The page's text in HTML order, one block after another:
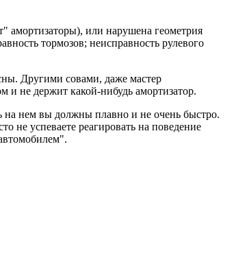
амортизаторы), или нарушена геометрия
тормозов; неисправность рулевого
Другими совами, даже мастер
и не держит какой-нибудь амортизатор.
на нем вы должны плавно и не очень быстро.
не успеваете реагировать на поведение